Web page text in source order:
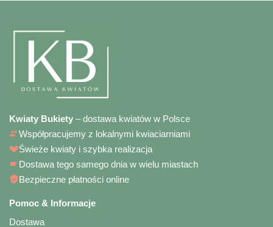
Kwiaty Bukiety – dostawa kwiatów w Polsce
Współpracujemy z lokalnymi kwiaciarniami
Świeże kwiaty i szybka realizacja
Dostawa tego samego dnia w wielu miastach
Bezpieczne płatności online
Pomoc & Informacje
Dostawa